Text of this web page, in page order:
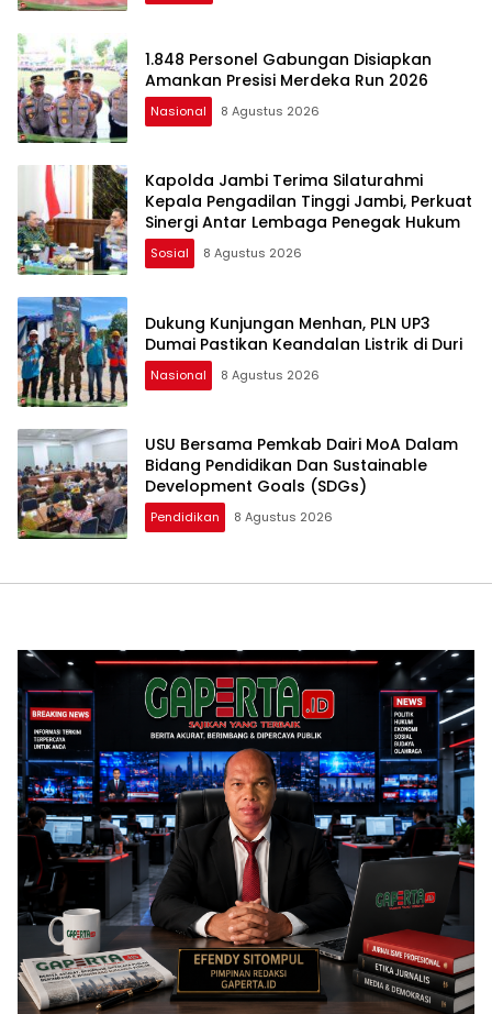
1.848 Personel Gabungan Disiapkan
Amankan Presisi Merdeka Run 2026
Nasional 8 Agustus 2026
Kapolda Jambi Terima Silaturahmi
Kepala Pengadilan Tinggi Jambi, Perkuat
Sinergi Antar Lembaga Penegak Hukum
Sosial 8 Agustus 2026
Dukung Kunjungan Menhan, PLN UP3
Dumai Pastikan Keandalan Listrik di Duri
Nasional 8 Agustus 2026
USU Bersama Pemkab Dairi MoA Dalam
Bidang Pendidikan Dan Sustainable
Development Goals (SDGs)
Pendidikan 8 Agustus 2026